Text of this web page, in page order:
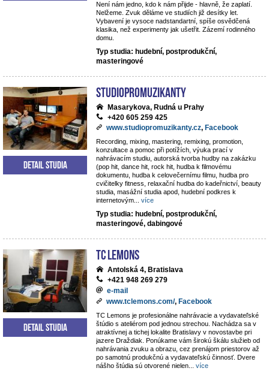
Není nám jedno, kdo k nám přijde - hlavně, že zaplatí.
Nelžeme. Zvuk děláme ve studiích již desítky let.
Vybavení je vysoce nadstandartní, spíše osvědčená
klasika, než experimenty jak ušetřit. Zázemí rodinného
domu.
Typ studia: hudební, postprodukční,
masteringové
StudioPROmuzikanty
Masarykova, Rudná u Prahy
+420 605 259 425
www.studiopromuzikanty.cz, Facebook
Recording, mixing, mastering, remixing, promotion,
konzultace a pomoc při potížích, výuka prací v
nahrávacím studiu, autorská tvorba hudby na zakázku
(pop hit, dance hit, rock hit, hudba k filmovému
dokumentu, hudba k celovečernímu filmu, hudba pro
cvičitelky fitness, relaxační hudba do kadeřnictví, beauty
studia, masážní studia apod, hudební podkres k
internetovým
více
Typ studia: hudební, postprodukční,
masteringové, dabingové
Detail studia
TC Lemons
Antolská 4, Bratislava
+421 948 269 279
e-mail
www.tclemons.com/, Facebook
TC Lemons je profesionálne nahrávacie a vydavateľské
štúdio s ateliérom pod jednou strechou. Nachádza sa v
atraktívnej a tichej lokalite Bratislavy v novostavbe pri
jazere Draždiak. Ponúkame vám širokú škálu služieb od
nahrávania zvuku a obrazu, cez prenájom priestorov až
po samotnú produkčnú a vydavateľskú činnosť. Dvere
nášho štúdia sú otvorené nielen
více
Detail studia